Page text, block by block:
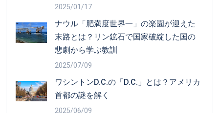
2025/01/17
ナウル「肥満度世界一」の楽園が迎えた
末路とは？リン鉱石で国家破綻した国の
悲劇から学ぶ教訓
2025/07/09
ワシントンD.C.の「D.C.」とは？アメリカ
首都の謎を解く
2025/06/09